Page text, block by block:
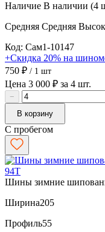
Наличие В наличии (4
Средняя Средняя
Код: Сам1-10147
+Скидка 20% на
750 ₽ / 1 шт
Цена 3 000 ₽ за 4 шт.
−
В корзину
С пробегом
Шины зимние
Ширина205
Профиль55